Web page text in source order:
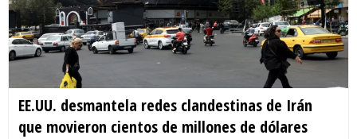
EE.UU. desmantela redes clandestinas de Irán
que movieron cientos de millones de dólares